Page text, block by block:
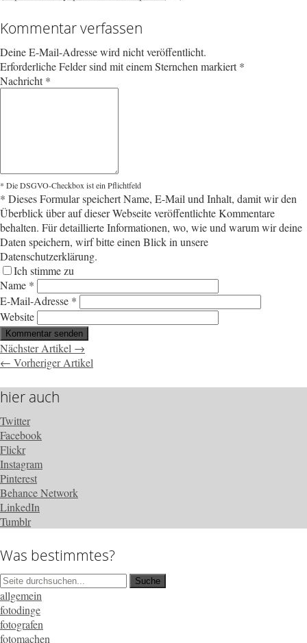
Kommentar verfassen
Deine E-Mail-Adresse wird nicht veröffentlicht.
Erforderliche Felder sind mit einem Sternchen markiert*
Nachricht*
* Die DSGVO-Checkbox ist ein Pflichtfeld
* Dieses Formular speichert Name, E-Mail und Inhalt, damit wir den
Überblick über auf dieser Webseite veröffentlichte Kommentare
behalten. Für detaillierte Informationen, wo, wie und warum wir deine
Daten speichern, wirf bitte einen Blick in unsere
Datenschutzerklärung.
Ich stimme zu
Name *
E-Mail-Adresse *
Website
Nächster Artikel →
← Vorheriger Artikel
hier auch
Twitter
Facebook
Flickr
Instagram
Pinterest
Behance Network
LinkedIn
Tumblr
Was bestimmtes?
allgemein
fotodinge
fotografen
fotomachen